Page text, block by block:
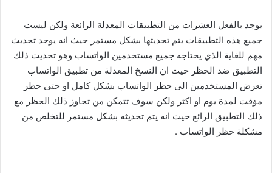
يوجد بالفعل العشرات من التطبيقات المعدلة الرائعة ولكن ليست
جميع هذه التطبيقات يتم تحديثها بشكل مستمر حيث انه يوجد تحديث
مهم للغاية الذي يحتاجه جميع مستخدمين الواتساب وهو تحديث ذلك
التطبيق ضد الحظر حيث ان النسخ المعدلة من تطبيق الواتساب
تعرض المستخدمين الى حظر الواتساب بشكل كامل او حتى حظر
مؤقت لمدة يوم او اكثر ولكن سوف تتمكن من تجاوز ذلك الحظر مع
ذلك التطبيق الرائع حيث انه يتم تحديثه بشكل مستمر للتخلص من
مشكلة حظر الواتساب .